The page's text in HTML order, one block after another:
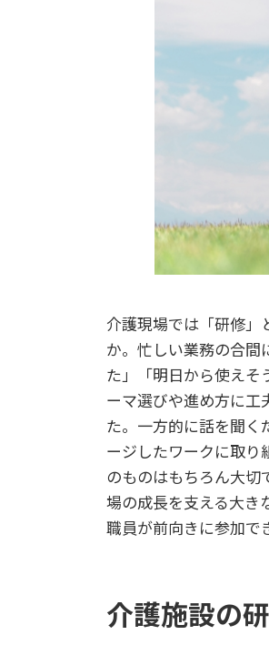
介護現場では「研修」
か。忙しい業務の合間
た」「明日から使えそ
ーマ選びや進め方に工
た。一方的に話を聞く
ージしたワークに取り
のものはもちろん大切
場の成長を支える大き
職員が前向きに参加で
介護施設の